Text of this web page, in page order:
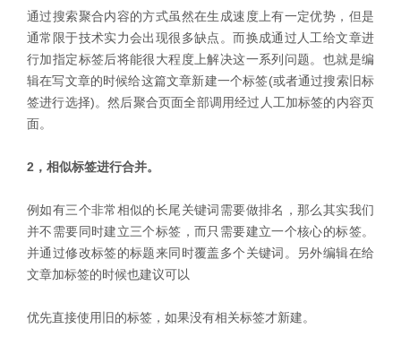
通过搜索聚合内容的方式虽然在生成速度上有一定优势，但是
通常限于技术实力会出现很多缺点。而换成通过人工给文章进
行加指定标签后将能很大程度上解决这一系列问题。也就是编
辑在写文章的时候给这篇文章新建一个标签(或者通过搜索旧标
签进行选择)。然后聚合页面全部调用经过人工加标签的内容页
面。
2，相似标签进行合并。
例如有三个非常相似的长尾关键词需要做排名，那么其实我们
并不需要同时建立三个标签，而只需要建立一个核心的标签。
并通过修改标签的标题来同时覆盖多个关键词。另外编辑在给
文章加标签的时候也建议可以
优先直接使用旧的标签，如果没有相关标签才新建。